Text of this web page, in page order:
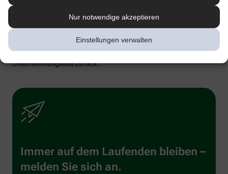
Nur notwendige akzeptieren
Einstellungen verwalten
Wippen Sie beim morgendlichen Zähneputzen auf den
Beinvenen aus und regen Ihre Durchblutung ordentlich an. Derart
beschwingt meldet sich dann bestimmt auch Ihre
Unternehmungslust zurück.
Immer auf dem Laufenden bleiben –
melden Sie sich an.